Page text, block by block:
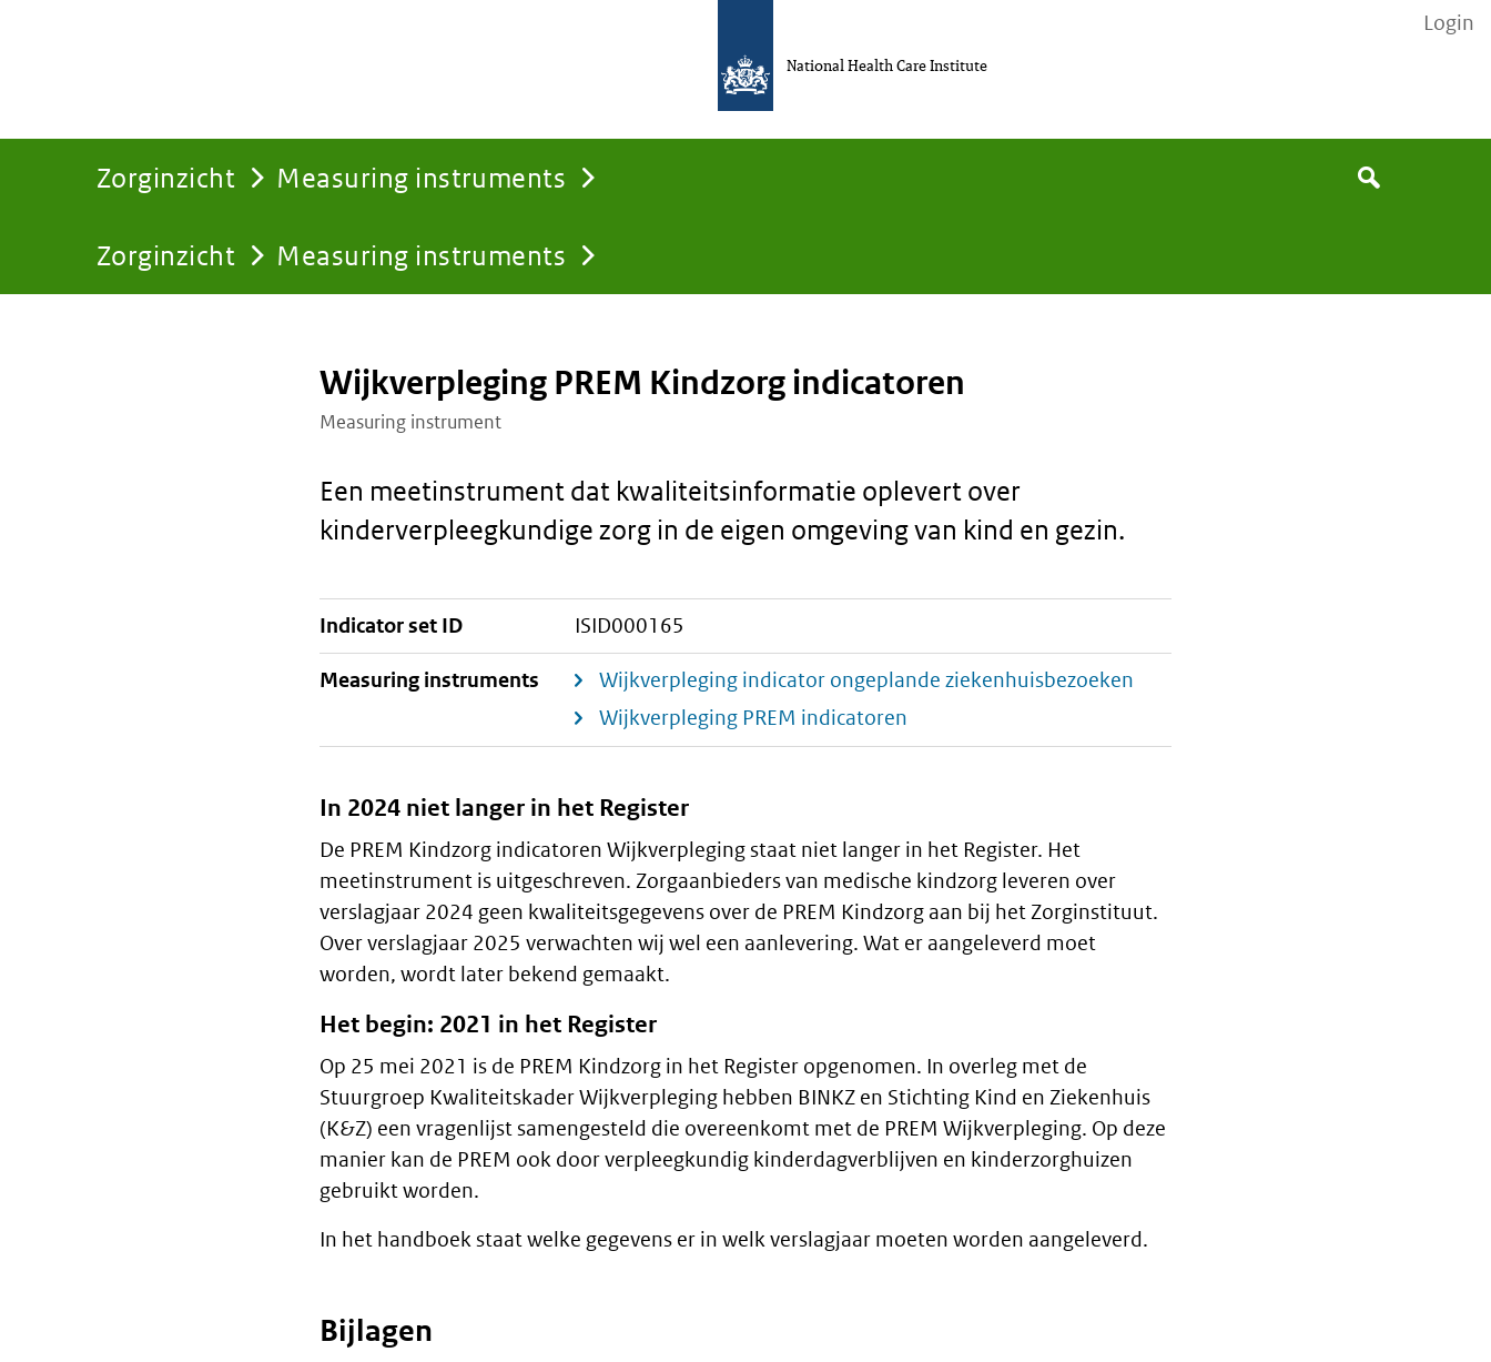
Zorginzicht Measuring instruments
You
Zorginzicht Measuring instruments
Search
National Health Care Institute
Login
Wijkverpleging PREM Kindzorg indicatoren
Measuring instrument
Een meetinstrument dat kwaliteitsinformatie oplevert over
kinderverpleegkundige zorg in de eigen omgeving van kind en gezin.
Staalkaart
Indicator set ID ISID000165
Measuring instruments
Wijkverpleging indicator ongeplande ziekenhuisbezoeken
Wijkverpleging PREM indicatoren
Algemeen
In 2024 niet langer in het Register
De PREM Kindzorg indicatoren Wijkverpleging staat niet langer in het Register. Het
meetinstrument is uitgeschreven. Zorgaanbieders van medische kindzorg leveren over
verslagjaar 2024 geen kwaliteitsgegevens over de PREM Kindzorg aan bij het Zorginstituut.
Over verslagjaar 2025 verwachten wij wel een aanlevering. Wat er aangeleverd moet
worden, wordt later bekend gemaakt.
Het begin: 2021 in het Register
Op 25 mei 2021 is de PREM Kindzorg in het Register opgenomen. In overleg met de
Stuurgroep Kwaliteitskader Wijkverpleging hebben BINKZ en Stichting Kind en Ziekenhuis
(K&Z) een vragenlijst samengesteld die overeenkomt met de PREM Wijkverpleging. Op deze
manier kan de PREM ook door verpleegkundig kinderdagverblijven en kinderzorghuizen
gebruikt worden.
In het handboek staat welke gegevens er in welk verslagjaar moeten worden aangeleverd.
Bijlagen